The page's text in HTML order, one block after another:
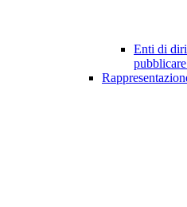
Enti di